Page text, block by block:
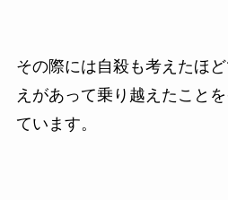
その際には自殺も考えたほ
えがあって乗り越えたこと
ています。